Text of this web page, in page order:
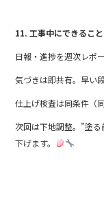
11. 工事中にできること
日報・進捗を週次レポ
気づきは即共有。早い
仕上げ検査は同条件（
次回は下地調整。”塗
下げます。